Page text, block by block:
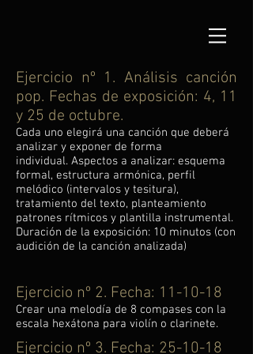
Ejercicio nº 1. Análisis canción
pop. Fechas de exposición: 4, 11
y 25 de octubre.
Cada uno elegirá una canción que deberá
analizar y exponer de forma
individual. Aspectos a analizar: esquema
formal, estructura armónica, perfil
melódico (intervalos y tesitura),
tratamiento del texto, planteamiento
patrones rítmicos y plantilla instrumental.
Duración de la exposición: 10 minutos (con
audición de la canción analizada)
Ejercicio nº 2. Fecha: 11-10-18
Crear una melodía de 8 compases con la
escala hexátona para violín o clarinete.
Ejercicio nº 3. Fecha: 25-10-18